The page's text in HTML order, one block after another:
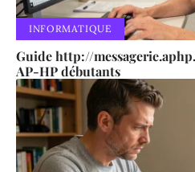
INFORMATIQUE
Guide http://
AP-HP débutants